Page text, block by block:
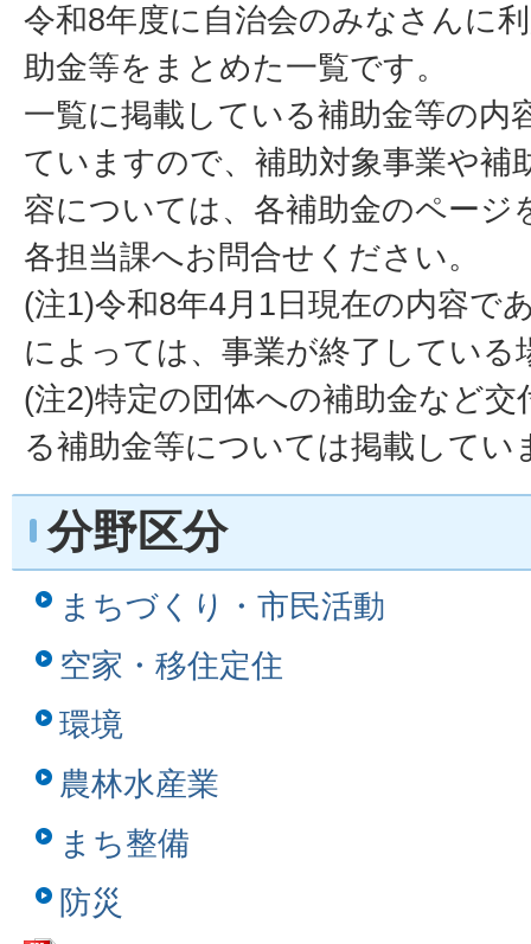
令和8年度に自治会のみなさんに
助金等をまとめた一覧です。
一覧に掲載している補助金等の内
ていますので、補助対象事業や補
容については、各補助金のページ
各担当課へお問合せください。
(注1)令和8年4月1日現在の内容で
によっては、事業が終了している
(注2)特定の団体への補助金など
る補助金等については掲載してい
分野区分
まちづくり・市民活動
空家・移住定住
環境
農林水産業
まち整備
防災